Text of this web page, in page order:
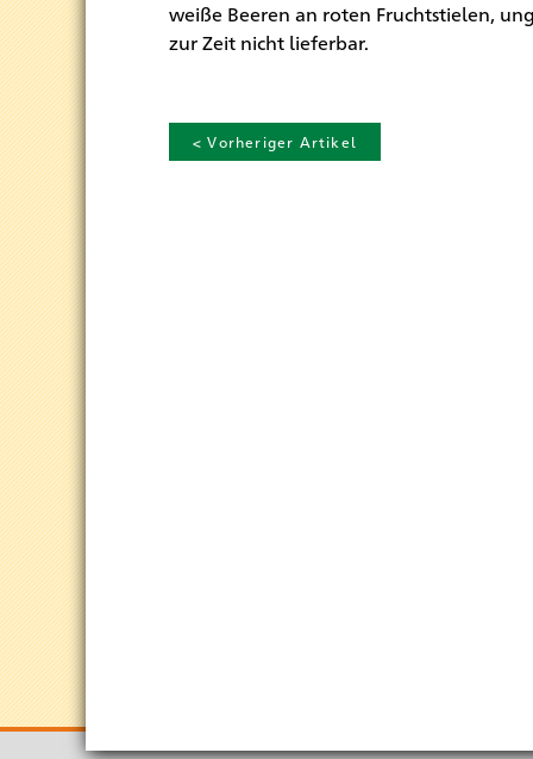
weiße Beeren an roten Fruchtstielen,
zur Zeit nicht lieferbar.
< Vorheriger Artikel